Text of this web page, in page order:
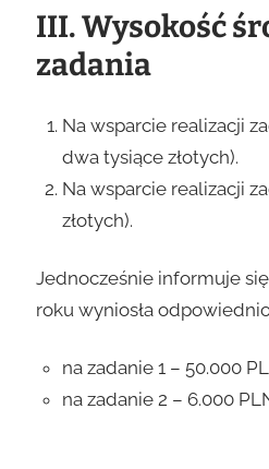
III. Wysokość
zadania
Na wsparcie realizacji
dwa tysiące złotych).
Na wsparcie realizacji
złotych).
Jednocześnie informuje
roku wyniosła
na zadanie 1 – 50.000
na zadanie 2 – 6.000